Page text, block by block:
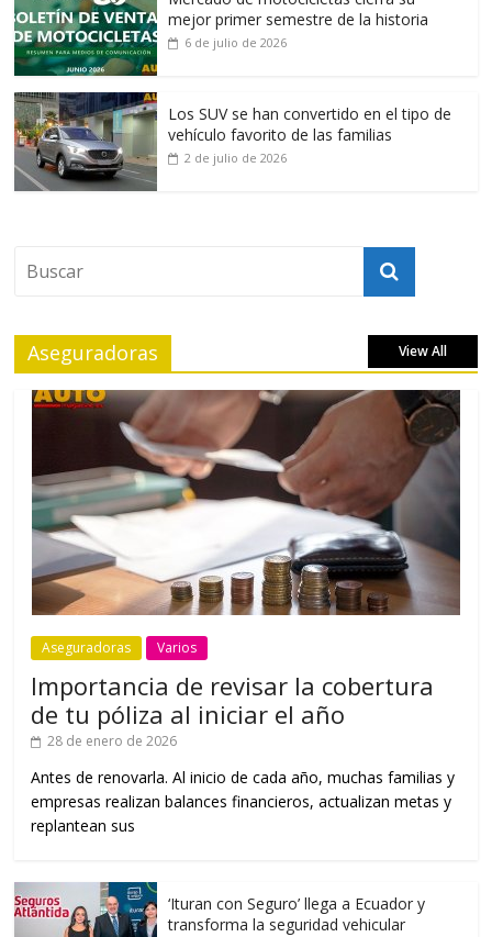
mejor primer semestre de la historia
6 de julio de 2026
Los SUV se han convertido en el tipo de
vehículo favorito de las familias
2 de julio de 2026
Aseguradoras View All
Aseguradoras Varios
Importancia de revisar la cobertura
de tu póliza al iniciar el año
28 de enero de 2026
Antes de renovarla. Al inicio de cada año, muchas familias y
empresas realizan balances financieros, actualizan metas y
replantean sus
‘Ituran con Seguro’ llega a Ecuador y
transforma la seguridad vehicular